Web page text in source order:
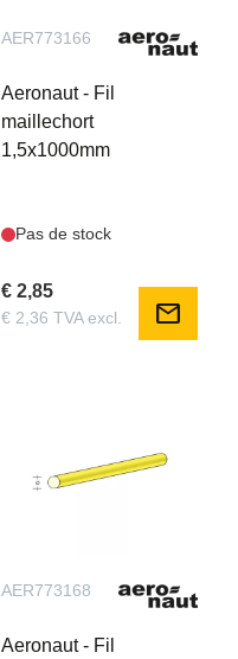
AER773166
Aeronaut - Fil
maillechort
1,5x1000mm
Pas de stock
€ 2,85
€ 2,36 TVA excl. mail
AER773168
Aeronaut - Fil